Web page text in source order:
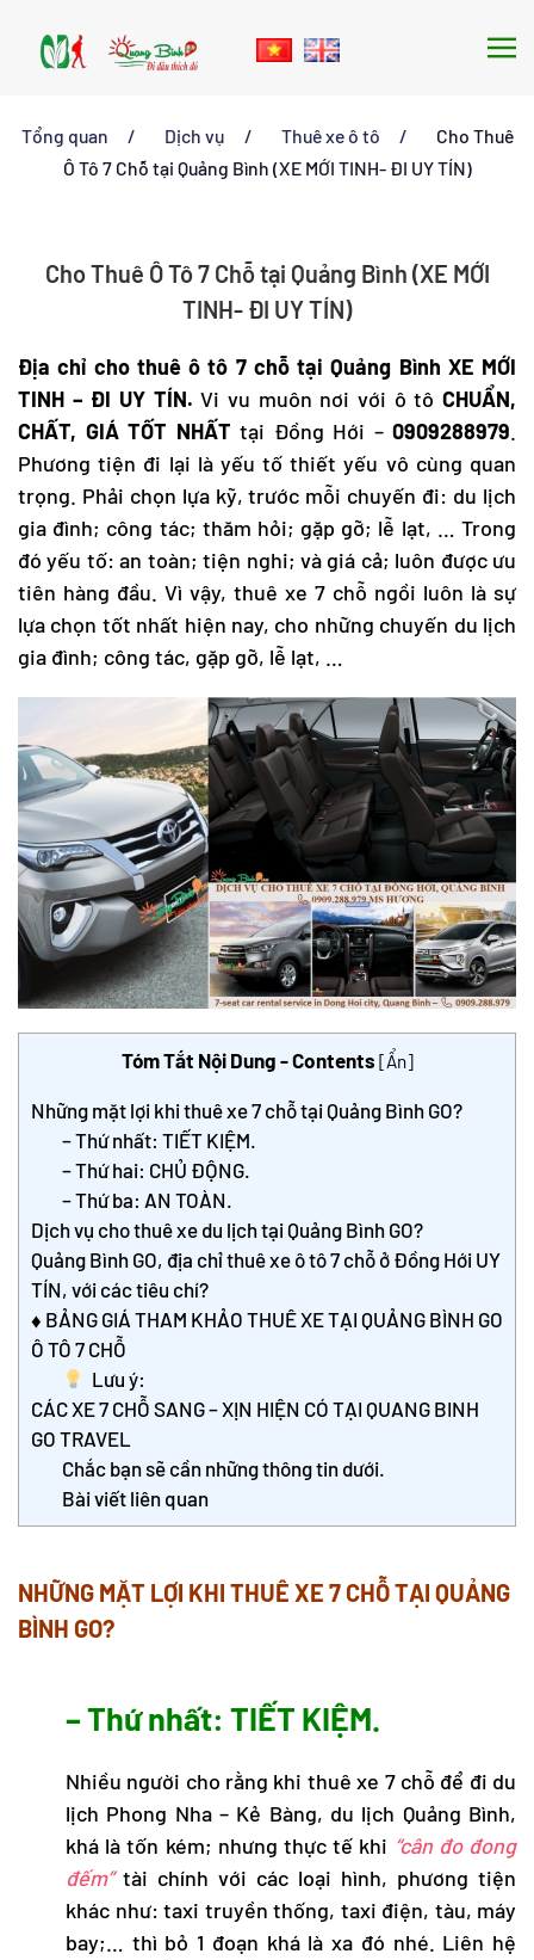
Skip to main content
Tổng quan Dịch vụ Thuê xe ô tô
Cho Thuê
Ô Tô 7 Chỗ tại Quảng Bình (XE MỚI TINH- ĐI UY TÍN)
Cho Thuê Ô Tô 7 Chỗ tại Quảng Bình (XE MỚI
TINH- ĐI UY TÍN)
Địa chỉ cho thuê ô tô 7 chỗ tại Quảng Bình XE MỚI
TINH – ĐI UY TÍN. Vi vu muôn nơi với ô tôCHUẨN,
CHẤT, GIÁ TỐT NHẤT tại Đồng Hới –0909288979.
Phương tiện đi lại là yếu tố thiết yếu vô cùng quan
trọng. Phải chọn lựa kỹ, trước mỗi chuyến đi: du lịch
gia đình; công tác; thăm hỏi; gặp gỡ; lễ lạt, … Trong
đó yếu tố: an toàn; tiện nghi; và giá cả; luôn được ưu
tiên hàng đầu. Vì vậy, thuê xe 7 chỗ ngồi luôn là sự
lựa chọn tốt nhất hiện nay, cho những chuyến du lịch
gia đình; công tác, gặp gỡ, lễ lạt, …
Tóm Tắt Nội Dung - Contents [Ẩn]
Những mặt lợi khi thuê xe 7 chỗ tại Quảng Bình GO?
– Thứ nhất: TIẾT KIỆM.
– Thứ hai: CHỦ ĐỘNG.
– Thứ ba: AN TOÀN.
Dịch vụ cho thuê xe du lịch tại Quảng Bình GO?
Quảng Bình GO, địa chỉ thuê xe ô tô 7 chỗ ở Đồng Hới UY
TÍN, với các tiêu chí?
♦ BẢNG GIÁ THAM KHẢO THUÊ XE TẠI QUẢNG BÌNH GO
Ô TÔ 7 CHỖ
Lưu ý:
CÁC XE 7 CHỖ SANG – XỊN HIỆN CÓ TẠI QUANG BINH
GO TRAVEL
Chắc bạn sẽ cần những thông tin dưới.
Bài viết liên quan
NHỮNG MẶT LỢI KHI THUÊ XE 7 CHỖ TẠI QUẢNG
BÌNH GO?
– Thứ nhất: TIẾT KIỆM.
Nhiều người cho rằng khi thuê xe 7 chỗ để đi du
lịch Phong Nha– Kẻ Bàng, du lịch Quảng Bình,
khá là tốn kém; nhưng thực tế khi “cân đo đong
đếm”tài chính với các loại hình, phương tiện
khác như: taxi truyền thống, taxi điện, tàu, máy
bay;… thì bỏ 1 đoạn khá là xa đó nhé. Liên hệ